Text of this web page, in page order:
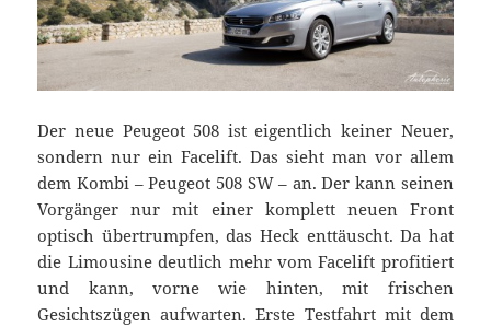
Der neue Peugeot 508 ist eigentlich keiner Neuer,
sondern nur ein Facelift. Das sieht man vor allem
dem Kombi – Peugeot 508 SW – an. Der kann seinen
Vorgänger nur mit einer komplett neuen Front
optisch übertrumpfen, das Heck enttäuscht. Da hat
die Limousine deutlich mehr vom Facelift profitiert
und kann, vorne wie hinten, mit frischen
Gesichtszügen aufwarten. Erste Testfahrt mit dem